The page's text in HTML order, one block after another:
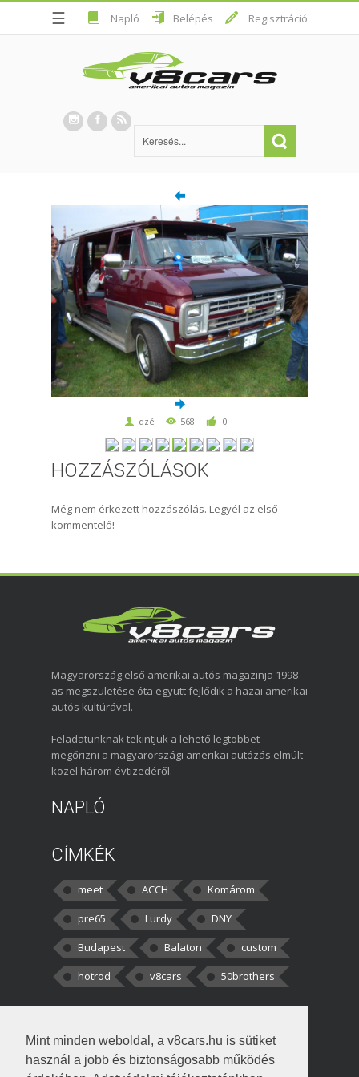
Mint minden weboldal, a v8cars.hu is sütiket
használ a jobb és biztonságosabb működés
☰ Napló Belépés Regisztráció
dzé 568 0
HOZZÁSZÓLÁSOK
Még nem érkezett hozzászólás. Legyél az első
kommentelő!
Magyarország első amerikai autós magazinja 1998-
as megszületése óta együtt fejlődik a hazai amerikai
autós kultúrával.
Feladatunknak tekintjük a lehető legtöbbet
megőrizni a magyarországi amerikai autózás elmúlt
közel három évtizedéről.
NAPLÓ
CÍMKÉK
meet ACCH
Komárom
pre65
Lurdy
DNY
Budapest
Balaton
custom
hotrod
v8cars 50brothers
kortisz:Elszúrtam! Én csak két
darabbaal számoltam. Nem tudtam, hogy fél autót,